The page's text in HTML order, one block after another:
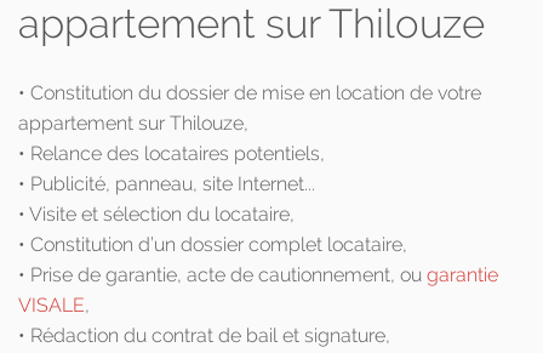
appartement sur Thilouze
• Constitution du dossier de mise en location de votre
appartement sur Thilouze,
• Relance des locataires potentiels,
• Publicité, panneau, site Internet...
• Visite et sélection du locataire,
• Constitution d’un dossier complet locataire,
• Prise de garantie, acte de cautionnement, ou garantie
VISALE,
• Rédaction du contrat de bail et signature,